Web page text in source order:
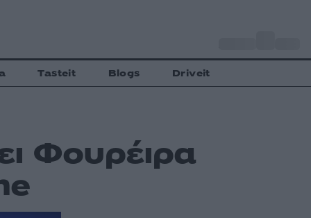
Tasteit Blogs Driveit
Φουρέιρα